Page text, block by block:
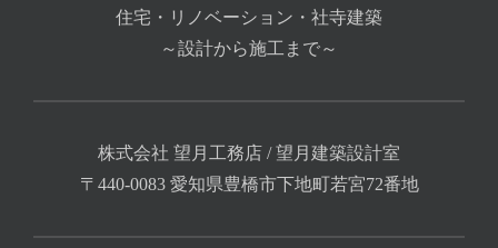
住宅・リノベーション・社寺建築
～設計から施工まで～
株式会社 望月工務店 / 望月建築設計室
〒440-0083 愛知県豊橋市下地町若宮72番地